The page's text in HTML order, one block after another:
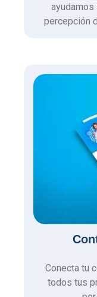
ayudamos
percepción
Conecta tu
todos tus